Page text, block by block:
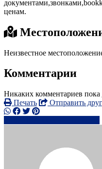
ценам.
Неизвестное
Комментарии
Никаких комментариев
Печать
Отправить